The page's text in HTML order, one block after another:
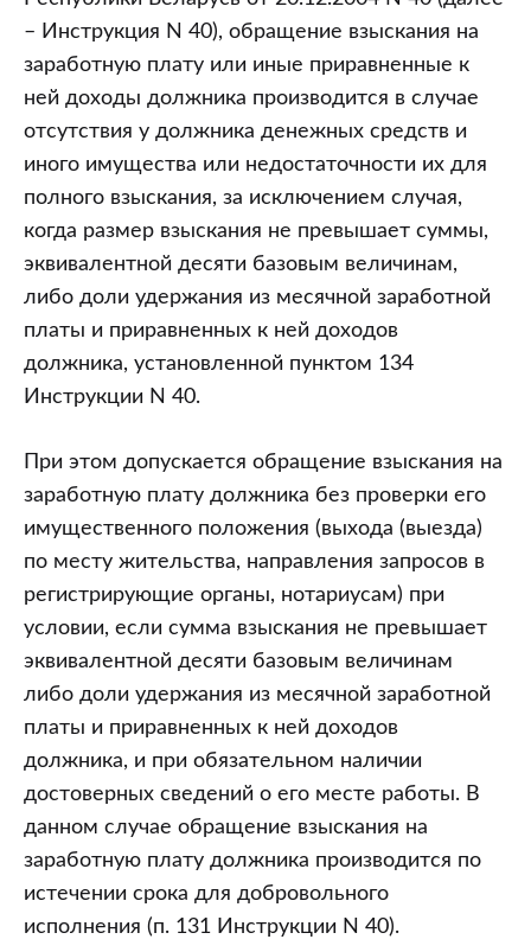
– Инструкция N 40), обращение взыскания на
заработную плату или иные приравненные к
ней доходы должника производится в случае
отсутствия у должника денежных средств и
иного имущества или недостаточности их для
полного взыскания, за исключением случая,
когда размер взыскания не превышает суммы,
эквивалентной десяти базовым величинам,
либо доли удержания из месячной заработной
платы и приравненных к ней доходов
должника, установленной пунктом 134
Инструкции N 40.
При этом допускается обращение взыскания на
заработную плату должника без проверки его
имущественного положения (выхода (выезда)
по месту жительства, направления запросов в
регистрирующие органы, нотариусам) при
условии, если сумма взыскания не превышает
эквивалентной десяти базовым величинам
либо доли удержания из месячной заработной
платы и приравненных к ней доходов
должника, и при обязательном наличии
достоверных сведений о его месте работы. В
данном случае обращение взыскания на
заработную плату должника производится по
истечении срока для добровольного
исполнения (п. 131 Инструкции N 40).